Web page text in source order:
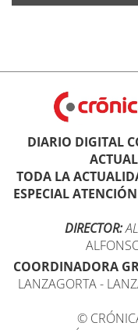
DIARIO DIGITAL
TODA LA
ESPECIAL
DIRECTOR:
COORDINADORA
LANZAGORTA -
©